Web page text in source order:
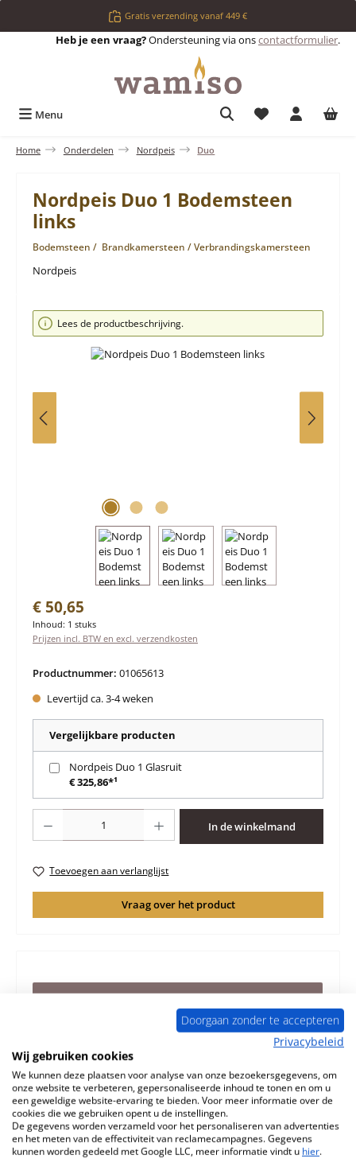
Ga naar de hoofdinhoudGratis verzending vanaf 449 €
Heb je een vraag?Ondersteuning via onscontactformulier.
Menu Je hebt 0 items
Home Onderdelen Nordpeis Duo
Nordpeis Duo 1 Bodemsteen
links
Bodemsteen / Brandkamersteen / Verbrandingskamersteen
Nordpeis
Afbeeldingengalerij overslaan
Lees de productbeschrijving.
Normale prijs:
€ 50,65
Inhoud: 1 stuks
Prijzen incl. BTW en excl. verzendkosten
Productnummer: 01065613
Levertijd ca. 3-4 weken
Vergelijkbare producten
Nordpeis Duo 1 Glasruit
€ 325,86*¹
In de winkelmand
Toevoegen aan verlanglijst
Vraag over het product
Beschrijving
Origineel Bodemsteen links voor de Houtkachel Nordpeis
Duo 1 Voor modellen met zijruiten Nordpeis Duo 1
Bodemsteen links…
Eigenschappen
Informatie over productveiligheid
Doorgaan zonder te accepteren
Privacybeleid
Wij gebruiken cookies
We kunnen deze plaatsen voor analyse van onze bezoekersgegevens, om
onze website te verbeteren, gepersonaliseerde inhoud te tonen en om u
een geweldige website-ervaring te bieden. Voor meer informatie over de
cookies die we gebruiken opent u de instellingen.
De gegevens worden verzameld voor het personaliseren van advertenties
en het meten van de effectiviteit van reclamecampagnes. Gegevens
kunnen worden gedeeld met Google LLC, meer informatie vindt u hier.